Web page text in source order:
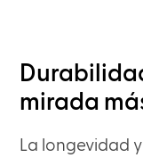
mirada
La longevidad